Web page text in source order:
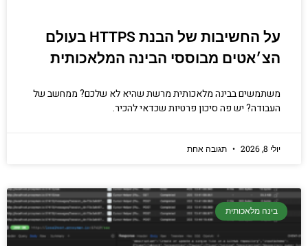
על החשיבות של הבנת HTTPS בעולם
הצ׳אטים מבוססי הבינה המלאכותית
משתמשים בבינה מלאכותית מרשת שהיא לא שלכם? ממחשב של
העבודה? יש פה סיכון פרטיות שכדאי להכיר.
יולי 8, 2026 תגובה אחת
בינה מלאכותית